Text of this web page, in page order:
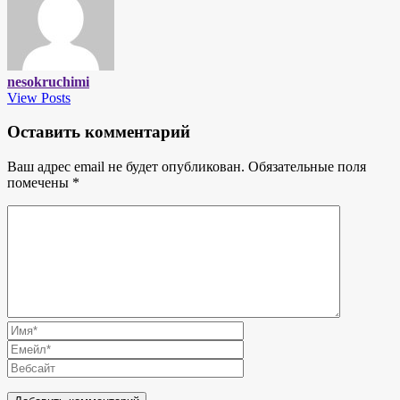
nesokruchimi
View Posts
Оставить комментарий
Ваш адрес email не будет опубликован. Обязательные поля
помечены *